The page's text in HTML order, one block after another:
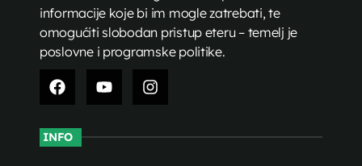
informacije koje bi im mogle zatrebati, te
omogućiti slobodan pristup eteru – temelj je
poslovne i programske politike.
INFO